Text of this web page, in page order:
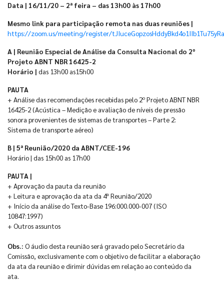
Data | 16/11/20 – 2ª feira – das 13h00 às 17h00
Mesmo link para participação remota nas duas reuniões |
https://zoom.us/meeting/register/
A | Reunião Especial de Análise da Consulta Nacional do 2º
Projeto ABNT NBR 16425-2
Horário | das 13h00 as15h00
PAUTA
+ Análise das recomendações recebidas pelo 2º Projeto ABNT NBR
16425-2 (Acústica – Medição e avaliação de níveis de pressão
sonora provenientes de sistemas de transportes – Parte 2:
Sistema de transporte aéreo)
B | 5ª Reunião/2020 da ABNT/CEE-196
Horário | das 15h00 as 17h00
PAUTA |
+ Aprovação da pauta da reunião
+ Leitura e aprovação da ata da 4ª Reunião/2020
+ Início da análise do Texto-Base 196:000.000-007 (ISO
10847:1997)
+ Outros assuntos
Obs.: O áudio desta reunião será gravado pelo Secretário da
Comissão, exclusivamente com o objetivo de facilitar a elaboração
da ata da reunião e dirimir dúvidas em relação ao conteúdo da
ata.